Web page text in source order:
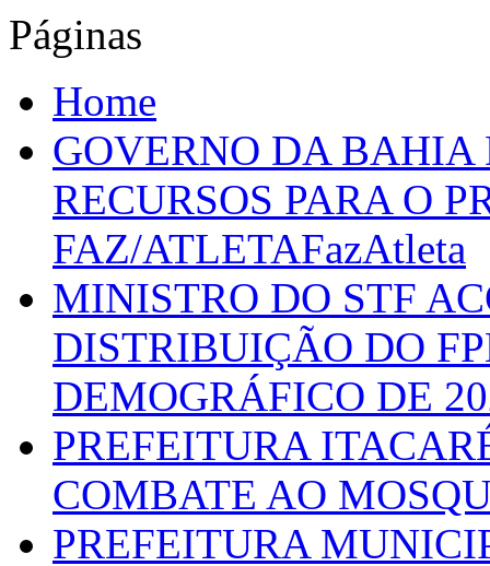
Páginas
Home
GOVERNO DA
RECURSOS PARA O
FAZ/ATLETAFazAtleta
MINISTRO DO STF
DISTRIBUIÇÃO DO
DEMOGRÁFICO DE
PREFEITURA
COMBATE AO
PREFEITURA